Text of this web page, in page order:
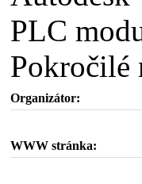
PLC
Pokročilé
Organizátor:
WWW stránka: